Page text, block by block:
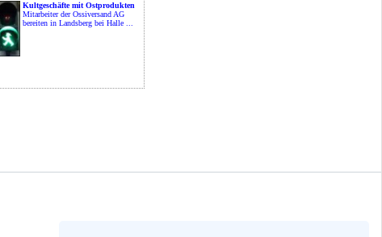
Kultgeschäfte mit Ostprodukten
Mitarbeiter der Ossiversand AG
bereiten in Landsberg bei Halle ...